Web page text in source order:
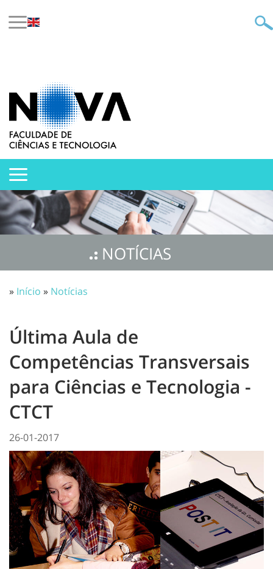
NOTÍCIAS
» Início » Notícias
Última Aula de
Competências Transversais
para Ciências e Tecnologia -
CTCT
26-01-2017